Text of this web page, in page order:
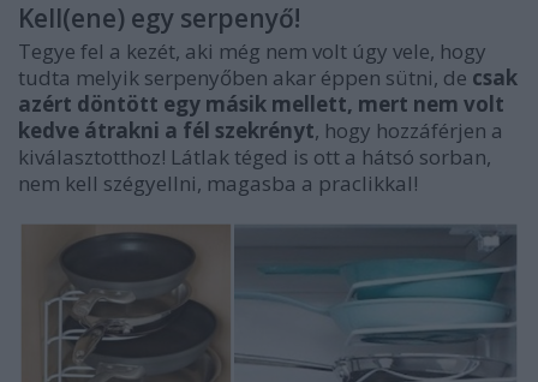
Kell(ene) egy serpenyő!
Tegye fel a kezét, aki még nem volt úgy vele, hogy
tudta melyik serpenyőben akar éppen sütni, de csak
azért döntött egy másik mellett, mert nem volt
kedve átrakni a fél szekrényt, hogy hozzáférjen a
kiválasztotthoz! Látlak téged is ott a hátsó sorban,
nem kell szégyellni, magasba a praclikkal!